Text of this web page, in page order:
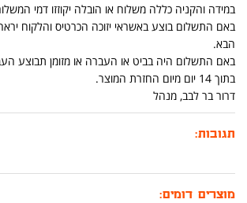
במידה והקניה כללה משלוח או הובלה יקוזזו דמי
באם התשלום בוצע באשראי יזוכה הכרטיס והלקוח
הבא.
באם התשלום היה בביט או העברה או מזומן תבוצע
בתוך 14 יום מיום החזרת המוצר.
דרור בר לבב, מנהל
תגובות:
מוצרים דומים: